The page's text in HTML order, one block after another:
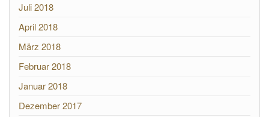
Juli 2018
April 2018
März 2018
Februar 2018
Januar 2018
Dezember 2017